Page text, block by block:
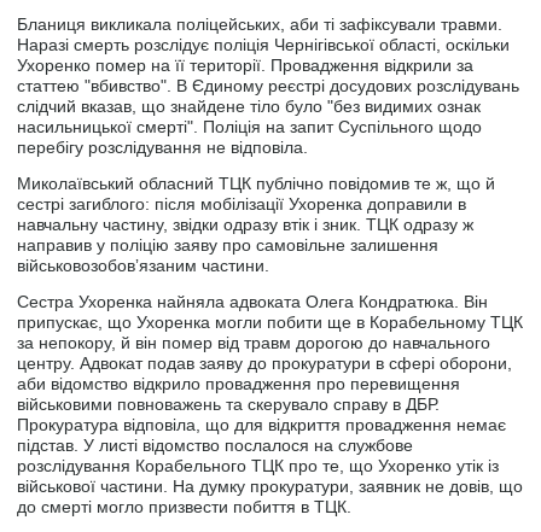
Бланиця викликала поліцейських, аби ті зафіксували травми.
Наразі смерть розслідує поліція Чернігівської області, оскільки
Ухоренко помер на її території. Провадження відкрили за
статтею "вбивство". В Єдиному реєстрі досудових розслідувань
слідчий вказав, що знайдене тіло було "без видимих ознак
насильницької смерті". Поліція на запит Суспільного щодо
перебігу розслідування не відповіла.
Миколаївський обласний ТЦК публічно повідомив те ж, що й
сестрі загиблого: після мобілізації Ухоренка доправили в
навчальну частину, звідки одразу втік і зник. ТЦК одразу ж
направив у поліцію заяву про самовільне залишення
військовозобовʼязаним частини.
Сестра Ухоренка найняла адвоката Олега Кондратюка. Він
припускає, що Ухоренка могли побити ще в Корабельному ТЦК
за непокору, й він помер від травм дорогою до навчального
центру. Адвокат подав заяву до прокуратури в сфері оборони,
аби відомство відкрило провадження про перевищення
військовими повноважень та скерувало справу в ДБР.
Прокуратура відповіла, що для відкриття провадження немає
підстав. У листі відомство послалося на службове
розслідування Корабельного ТЦК про те, що Ухоренко утік із
військової частини. На думку прокуратури, заявник не довів, що
до смерті могло призвести побиття в ТЦК.